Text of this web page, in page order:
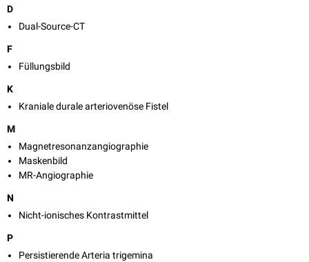
D
Dual-Source-CT
F
Füllungsbild
K
Kraniale durale arteriovenöse Fistel
M
Magnetresonanzangiographie
Maskenbild
MR-Angiographie
N
Nicht-ionisches Kontrastmittel
P
Persistierende Arteria trigemina